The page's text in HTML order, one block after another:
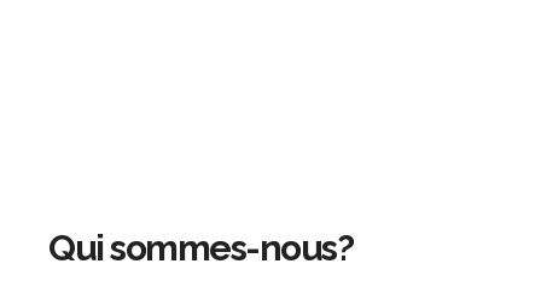
Qui sommes-nous?